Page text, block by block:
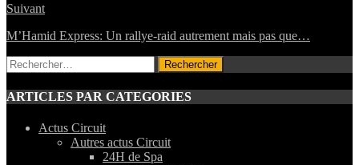
Suivant
M’Hamid Express: Un rallye-raid autrement mais pas que…
Rechercher :
ARTICLES PAR CATEGORIES
Actus Circuit
Autres actus Circuit
24H de Spa